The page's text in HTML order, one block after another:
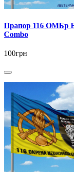
Прапор 116 ОМБр
Combo
100грн